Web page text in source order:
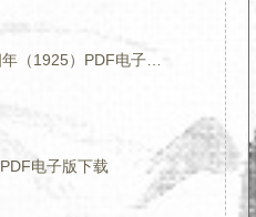
上海.上海曹氏族谱.民国十四年（1925）PDF电子版下载
电子版下载